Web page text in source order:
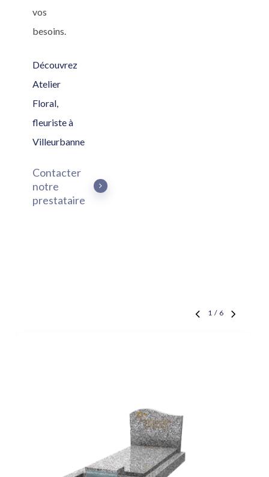
vos
besoins.
Découvrez
Atelier
Floral,
fleuriste à
Villeurbanne
Contacter
notre
prestataire
1/ 6